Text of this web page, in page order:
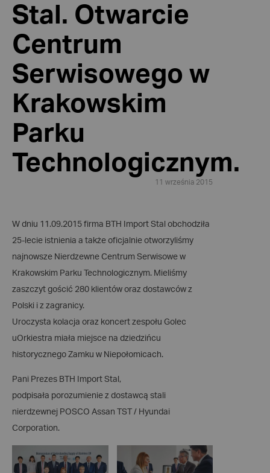
Stal. Otwarcie
Centrum
Serwisowego w
Krakowskim
Parku
Technologicznym.
11 września 2015
W dniu 11.09.2015 firma BTH Import Stal obchodziła
25-lecie istnienia a także oficjalnie otworzyliśmy
najnowsze Nierdzewne Centrum Serwisowe w
Krakowskim Parku Technologicznym. Mieliśmy
zaszczyt gościć 280 klientów oraz dostawców z
Polski i z zagranicy.
Uroczysta kolacja oraz koncert zespołu Golec
uOrkiestra miała miejsce na dziedzińcu
historycznego Zamku w Niepołomicach.
Pani Prezes BTH Import Stal,
podpisała porozumienie z dostawcą stali
nierdzewnej POSCO Assan TST / Hyundai
Corporation.